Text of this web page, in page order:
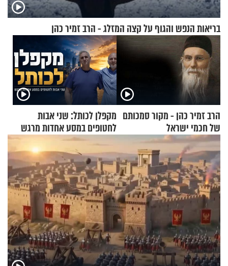
בריאות הנפש והגוף על קצה המזלג - הרב זמיר כהן
הרב זמיר כהן - מקור סמכותם
של חכמי ישראל
מקפלן לכותל: שני אבות
לחטופים במסע אחדות מרגש